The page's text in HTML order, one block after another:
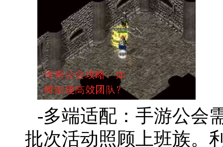
-多端适配：手游公会
批次活动照顾上班族。